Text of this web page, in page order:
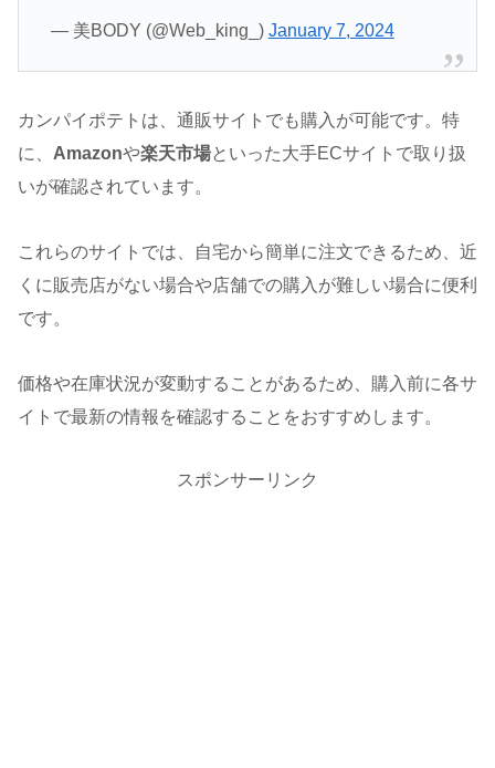
— 美BODY (@Web_king_) January 7, 2024
カンパイポテトは、通販サイトでも購入が可能です。特
に、 Amazonや楽天市場といった大手ECサイトで取り扱
いが確認されています。
これらのサイトでは、自宅から簡単に注文できるため、近
くに販売店がない場合や店舗での購入が難しい場合に便利
です。
価格や在庫状況が変動することがあるため、購入前に各サ
イトで最新の情報を確認することをおすすめします。
スポンサーリンク